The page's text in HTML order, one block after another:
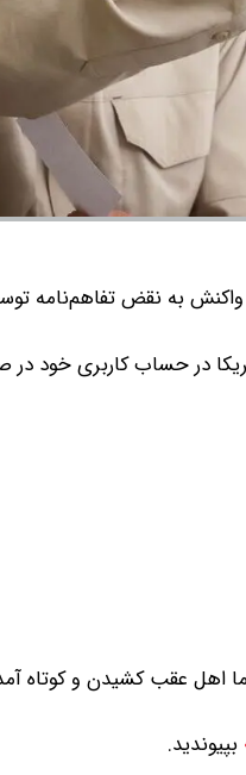
به نقض تفاهم‌نامه
در حساب کاربری
اهل عقب کشیدن و کوتاه
بپیوندید.